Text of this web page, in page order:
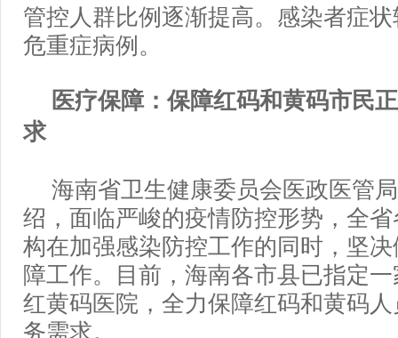
管控人群比例逐渐提高。感染者症
危重症病例。
医疗保障：保障红码和黄码市民
求
海南省卫生健康委员会医政医管
绍，面临严峻的疫情防控形势，全
构在加强感染防控工作的同时，坚
障工作。目前，海南各市县已指定
红黄码医院，全力保障红码和黄码
务需求。